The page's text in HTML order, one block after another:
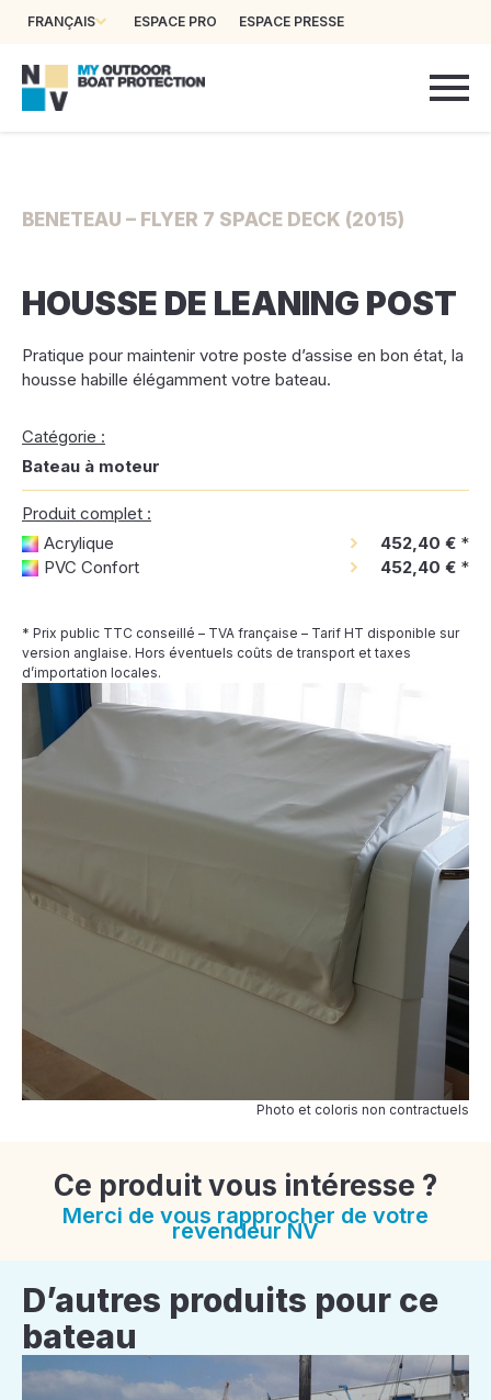
FRANÇAIS ESPACE PRO ESPACE PRESSE
BENETEAU – FLYER 7 SPACE DECK (2015)
HOUSSE DE LEANING POST
Pratique pour maintenir votre poste d’assise en bon état, la
housse habille élégamment votre bateau.
Catégorie :
Bateau à moteur
Produit complet :
Acrylique
452,40 € *
PVC Confort
452,40 € *
* Prix public TTC conseillé – TVA française – Tarif HT disponible sur
version anglaise. Hors éventuels coûts de transport et taxes
d’importation locales.
Photo et coloris non contractuels
Ce produit vous intéresse ?
Merci de vous rapprocher de votre
revendeur NV
D’autres produits pour ce
bateau